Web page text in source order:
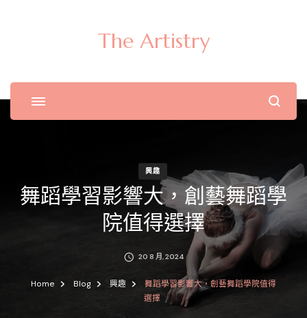
The Artistry
興趣
舞蹈學習影響大，創藝舞蹈學
院值得選擇
20 8 月, 2024
Home Blog 興趣
舞蹈學習影響大，創藝舞蹈學院值得
選擇